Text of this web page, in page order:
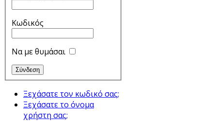
Κωδικός
Να με θυμάσαι
Ξεχάσατε τον κωδικό σας;
Ξεχάσατε το όνομα
χρήστη σας;